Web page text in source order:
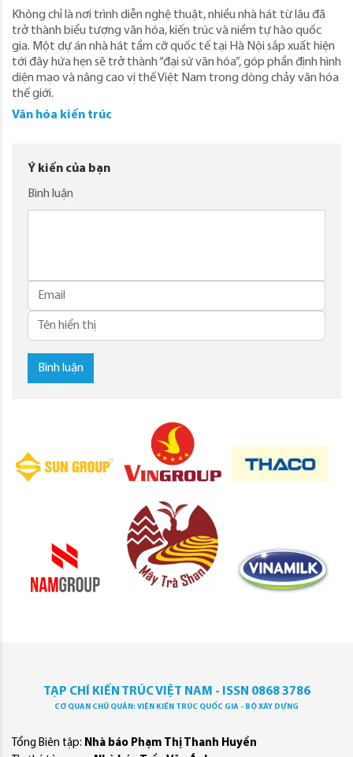
Không chỉ là nơi trình diễn nghệ thuật, nhiều nhà hát từ lâu đã
trở thành biểu tượng văn hóa, kiến trúc và niềm tự hào quốc
gia. Một dự án nhà hát tầm cỡ quốc tế tại Hà Nội sắp xuất hiện
tới đây hứa hẹn sẽ trở thành “đại sứ văn hóa”, góp phần định hình
diện mạo và nâng cao vị thế Việt Nam trong dòng chảy văn hóa
thế giới.
Văn hóa kiến trúc
Ý kiến của bạn
Bình luận
Bình luận
TẠP CHÍ KIẾN TRÚC VIỆT NAM - ISSN 0868 3786
CƠ QUAN CHỦ QUẢN: VIỆN KIẾN TRÚC QUỐC GIA - BỘ XÂY DỰNG
Tổng Biên tập: Nhà báo Phạm Thị Thanh Huyền